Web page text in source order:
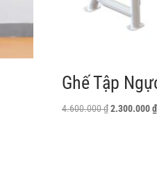
Ghế Tập
4.600.000₫Giá
2.300.000₫